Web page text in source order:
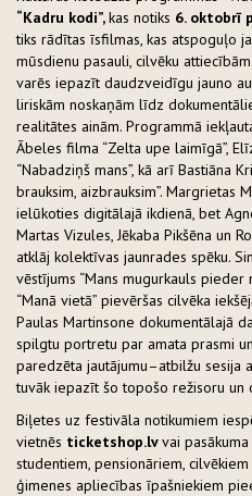
“Kadru kodi”,kas notiks 6. oktobrī
tiks rādītas īsfilmas, kas atspoguļo
mūsdienu pasauli, cilvēku
varēs iepazīt daudzveidīgu jauno
liriskām noskaņām līdz
realitātes ainām. Programmā
Ābeles filma “Zelta upe laimīgā”,
“Nabadziņš mans”, kā arī Bastiāna
brauksim, aizbrauksim”. Margrietas
ielūkoties digitālajā ikdienā, bet
Martas Vizules, Jēkaba Pikšēna un
atklāj kolektīvas jaunrades spēku.
vēstījums “Mans mugurkauls pieder
“Manā vietā” pievēršas cilvēka
Paulas Martinsone dokumentālajā
spilgtu portretu par amata prasmi
paredzēta jautājumu–atbilžu sesija
tuvāk iepazīt šo topošo režisoru un
Biļetes uz festivāla notikumiem
vietnēs ticketshop.lvvai
studentiem, pensionāriem,
ģimenes apliecības īpašniekiem